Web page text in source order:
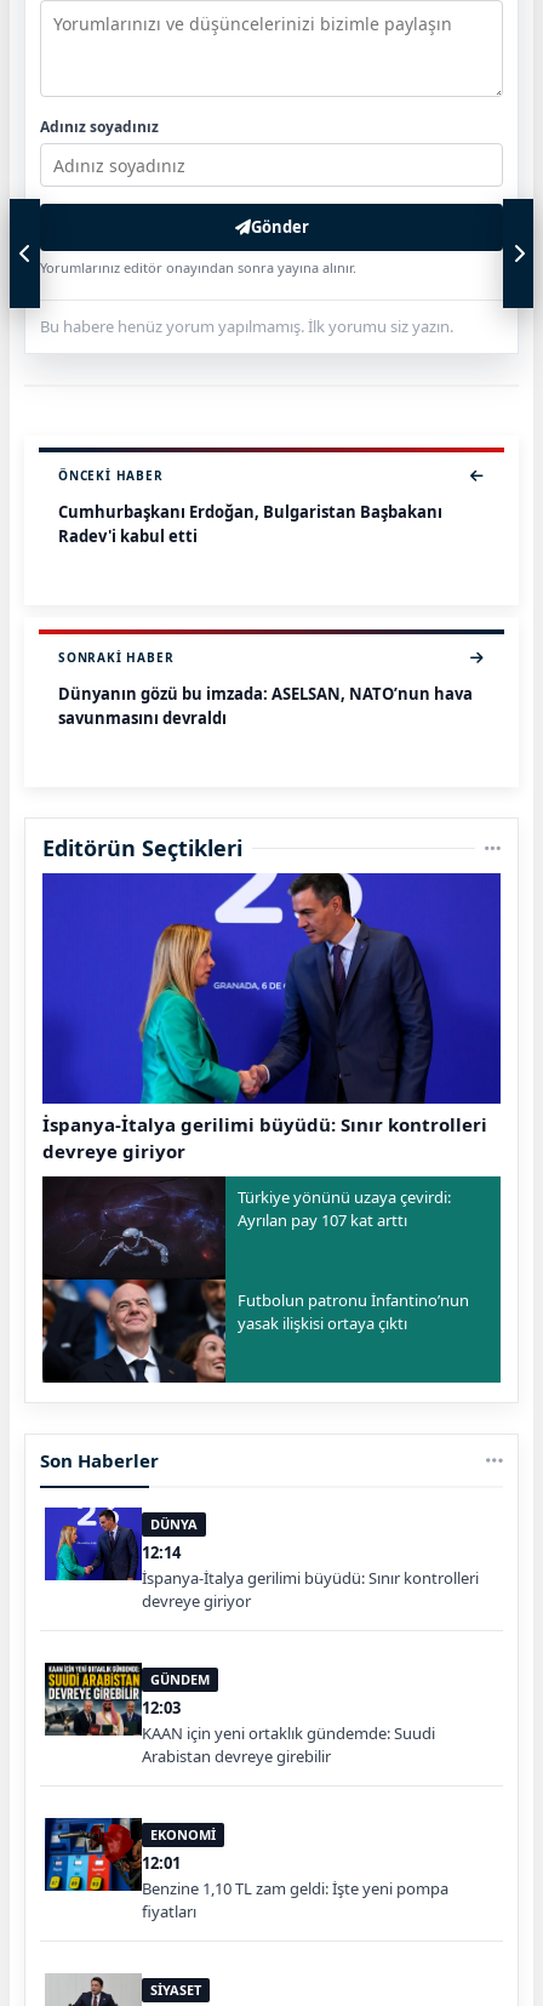
Adınız soyadınız
Gönder
Yorumlarınız editör onayından sonra yayına alınır.
Bu habere henüz yorum yapılmamış. İlk yorumu siz yazın.
ÖNCEKI HABER
Cumhurbaşkanı Erdoğan, Bulgaristan Başbakanı
Radev'i kabul etti
SONRAKI HABER
Dünyanın gözü bu imzada: ASELSAN, NATO’nun hava
savunmasını devraldı
Editörün Seçtikleri
İspanya-İtalya gerilimi büyüdü: Sınır kontrolleri
devreye giriyor
Türkiye yönünü uzaya çevirdi:
Ayrılan pay 107 kat arttı
Futbolun patronu İnfantino’nun
yasak ilişkisi ortaya çıktı
Son Haberler
DÜNYA
12:14
İspanya-İtalya gerilimi büyüdü: Sınır kontrolleri
devreye giriyor
GÜNDEM
12:03
KAAN için yeni ortaklık gündemde: Suudi
Arabistan devreye girebilir
EKONOMİ
12:01
Benzine 1,10 TL zam geldi: İşte yeni pompa
fiyatları
SİYASET